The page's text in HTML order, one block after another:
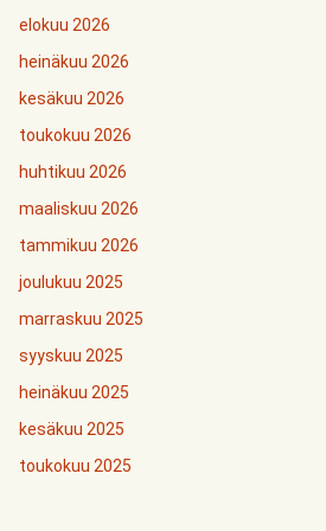
elokuu 2026
heinäkuu 2026
kesäkuu 2026
toukokuu 2026
huhtikuu 2026
maaliskuu 2026
tammikuu 2026
joulukuu 2025
marraskuu 2025
syyskuu 2025
heinäkuu 2025
kesäkuu 2025
toukokuu 2025